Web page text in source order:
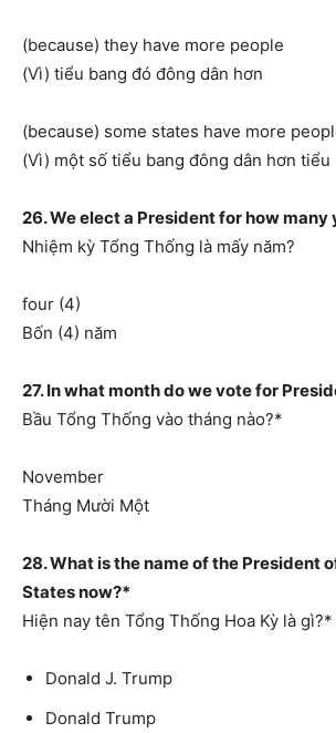
(because) they have more people
(Vì) tiểu bang đó đông dân hơn
(because) some states have more
(Vì) một số tiểu bang đông dân hơn tiểu
26. We elect a President for how many
Nhiệm kỳ Tổng Thống là mấy năm?
four (4)
Bốn (4) năm
27. In what month do we vote for
Bầu Tổng Thống vào tháng nào?*
November
Tháng Mười Một
28. What is the name of the President
States now?*
Hiện nay tên Tổng Thống Hoa Kỳ là gì?*
Donald J. Trump
Donald Trump